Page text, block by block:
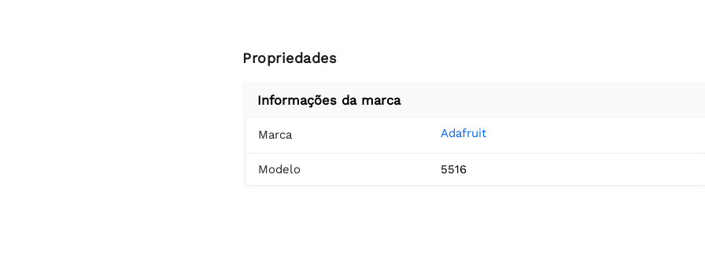
Propriedades
Informações da marca
Marca Adafruit
Modelo 5516